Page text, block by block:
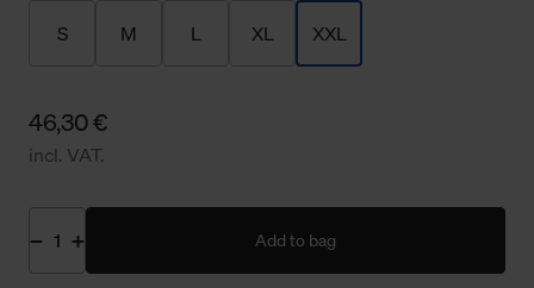
S M L XL XXL
46,30 €
incl. VAT.
Add to bag